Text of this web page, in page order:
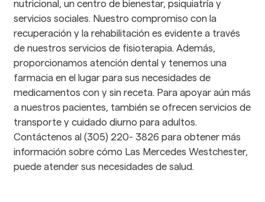
nutricional, un centro de bienestar, psiquiatría y
servicios sociales. Nuestro compromiso con la
recuperación y la rehabilitación es evidente a través
de nuestros servicios de fisioterapia. Además,
proporcionamos atención dental y tenemos una
farmacia en el lugar para sus necesidades de
medicamentos con y sin receta. Para apoyar aún más
a nuestros pacientes, también se ofrecen servicios de
transporte y cuidado diurno para adultos.
Contáctenos al (305) 220- 3826 para obtener más
información sobre cómo Las Mercedes Westchester,
puede atender sus necesidades de salud.